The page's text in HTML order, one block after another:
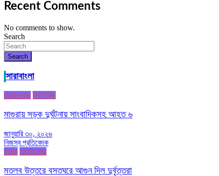
Recent Comments
No comments to show.
Search
Search
সারাবাংলা
জেলার খবর টপ নিউজ
মাগুরায় সড়ক দুর্ঘটনায় সাংবাদিকসহ আহত ৬
জানুয়ারি ৩০, ২০২৬
নিজস্ব প্রতিবেদক
আরও জেলার খবর
মতলব উত্তরে বসতঘরে আগুন দিল দুর্বৃত্তরা